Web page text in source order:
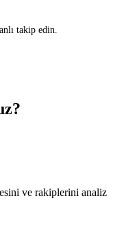
takip edin.
ve rakiplerini analiz